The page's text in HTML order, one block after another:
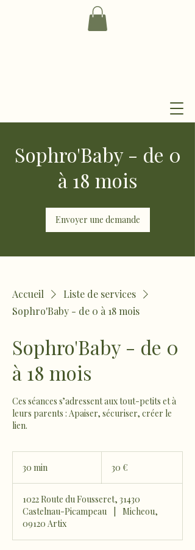
Sophro'Baby - de 0
à 18 mois
Envoyer une demande
Accueil
Liste de services
Sophro'Baby - de 0 à 18 mois
Sophro'Baby - de 0
à 18 mois
Ces séances s’adressent aux tout-petits et à
leurs parents : Apaiser, sécuriser, créer le
lien.
30 min
i
n
30 €
1022 Route du Fousseret, 31430
Castelnau-Picampeau
Micheou,
09120 Artix